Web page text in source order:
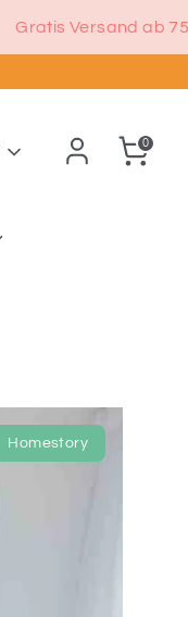
Gratis
0
Homestory